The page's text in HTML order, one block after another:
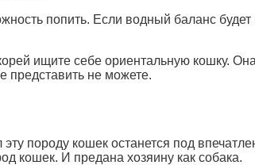
попить. Если водный баланс
ищите себе ориентальную кошку.
представить не можете.
породу кошек останется под
кошек. И предана хозяину как собака.